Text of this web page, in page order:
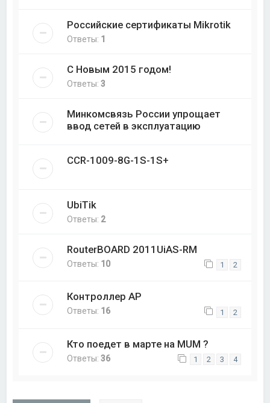
Российские сертификаты Mikrotik
Ответы: 1
С Новым 2015 годом!
Ответы:3
Минкомсвязь России упрощает
ввод сетей в эксплуатацию
CCR-1009-8G-1S-1S+
UbiTik
Ответы: 2
RouterBOARD 2011UiAS-RM
Ответы: 10 1 2
Контроллер AP
Ответы: 16 1 2
Кто поедет в марте на MUM ?
Ответы:36 1 2 3 4